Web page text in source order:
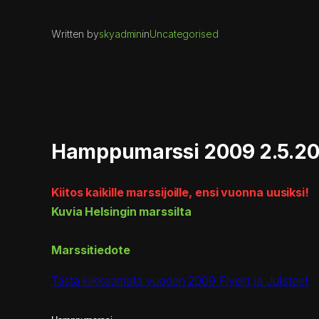
Written byskyadmininUncategorised
Hamppumarssi 2009
Kiitos kaikille marssijoille, ensi vuonna uusiksi!
Kuvia Helsingin marssilta
Marssitiedote
Tästä klikkaamalla vuoden 2009 Flyerit ja Julisteet